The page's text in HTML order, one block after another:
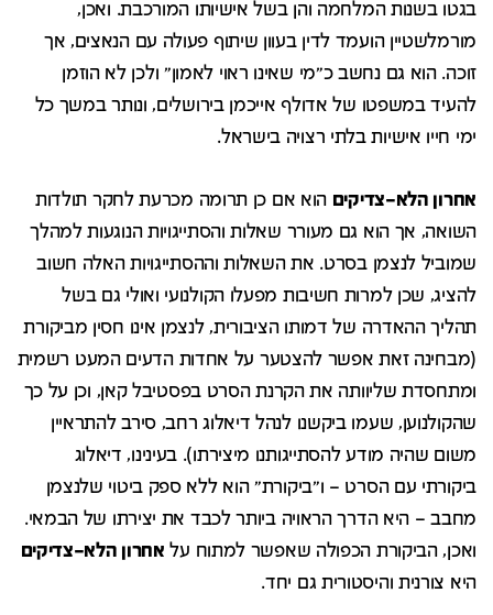
בגטו בשנות המלחמה והן בשל אישיותו המורכבת. ואכן,
מורמלשטיין הועמד לדין בעוון שיתוף פעולה עם הנאצים, אך
זוכה. הוא גם נחשב כ"מי שאינו ראוי לאמון" ולכן לא הוזמן
להעיד במשפטו של אדולף אייכמן בירושלים, ונותר במשך כל
ימי חייו אישיות בלתי רצויה בישראל.
אחרוןהלא–צדיקים הוא אם כן תרומה מכרעת לחקר תולדות
השואה, אך הוא גם מעורר שאלות והסתייגויות הנוגעות למהלך
שמוביל לנצמן בסרט. את השאלות וההסתייגויות האלה חשוב
להציג, שכן למרות חשיבות מפעלו הקולנועי ואולי גם בשל
תהליך ההאדרה של דמותו הציבורית, לנצמן אינו חסין מביקורת
(מבחינה זאת אפשר להצטער על אחדות הדעים המעט רשמית
ומתחסדת שליוותה את הקרנת הסרט בפסטיבל קאן, וכן על כך
שהקולנוען, שעמו ביקשנו לנהל דיאלוג רחב, סירב להתראיין
משום שהיה מודע להסתייגותנו מיצירתו). בעינינו, דיאלוג
ביקורתי עם הסרט – ו"ביקורת" הוא ללא ספק ביטוי שלנצמן
מחבב – היא הדרך הראויה ביותר לכבד את יצירתו של הבמאי.
ואכן, הביקורת הכפולה שאפשר למתוח על אחרוןהלא–צדיקים
היא צורנית והיסטורית גם יחד.